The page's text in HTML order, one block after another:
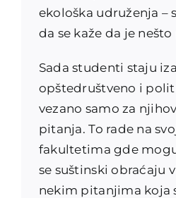
ekološka udruženja –
da se kaže da je
Sada studenti staju
opštedruštveno i
vezano samo za
pitanja. To rade na
fakultetima gde mogu
se suštinski obraćaju
nekim pitanjima koja